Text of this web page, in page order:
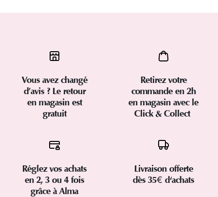
Vous avez changé
d’avis ? Le retour
en magasin est
gratuit
Retirez votre
commande en 2h
en magasin avec le
Click & Collect
Réglez vos achats
en 2, 3 ou 4 fois
grâce à Alma
Livraison offerte
dès 35€ d'achats